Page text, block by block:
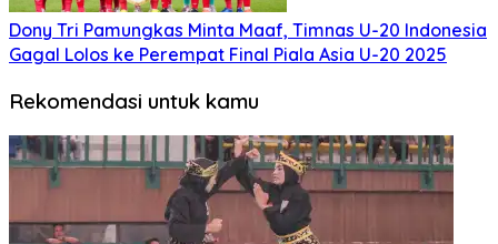
Dony Tri Pamungkas Minta Maaf, Timnas U-20 Indonesia
Gagal Lolos ke Perempat Final Piala Asia U-20 2025
Rekomendasi untuk kamu